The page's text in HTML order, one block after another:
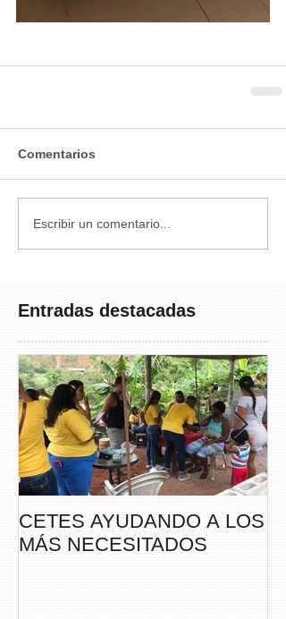
Comentarios
Escribir un comentario...
Entradas destacadas
CETES AYUDANDO A LOS
MÁS NECESITADOS